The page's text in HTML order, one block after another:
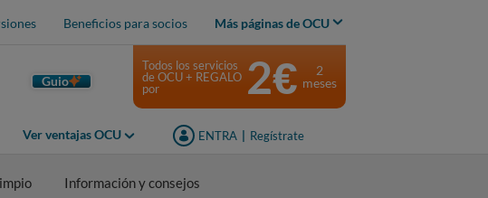
Beneficios para socios Más páginas de OCU
Guio
Ver ventajas OCU ENTRA Regístrate
Todos los servicios
de OCU + REGALO
por
2€
2
meses
Información y consejos